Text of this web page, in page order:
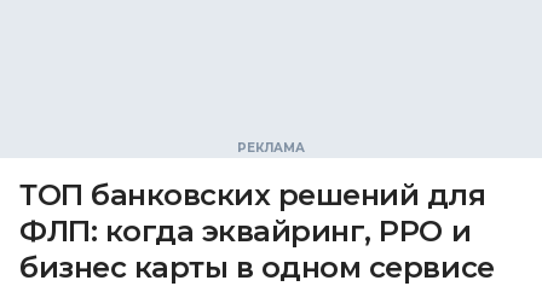
ТОП банковских решений для
ФЛП: когда эквайринг, РРО и
бизнес карты в одном сервисе